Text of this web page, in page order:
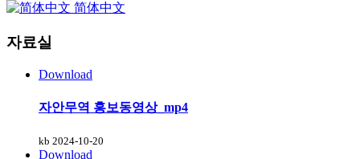
简体中文
자료실
Download
자안무역 홍보동영상_mp4
kb 2024-10-20
Download